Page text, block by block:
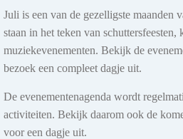
Juli is een van de gezelligste maanden
staan in het teken van schuttersfeesten,
muziekevenementen. Bekijk de
bezoek een compleet dagje uit.
De evenementenagenda wordt
activiteiten. Bekijk daarom ook de
voor een dagje uit.